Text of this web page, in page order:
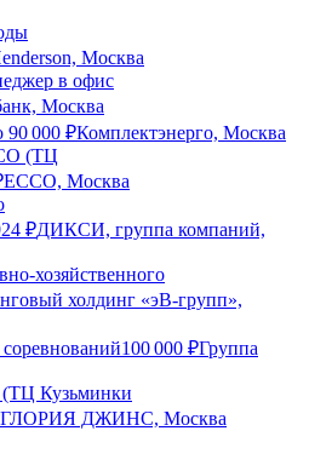
Москва
в офис
Москва
90 000 ₽Комплектэнерго, Москва
(ТЦ
ECCO, Москва
₽ДИКСИ, группа компаний,
хозяйственного
холдинг «эВ-групп»,
100 000 ₽Группа
(ТЦ Кузьминки
ГЛОРИЯ ДЖИНС, Москва